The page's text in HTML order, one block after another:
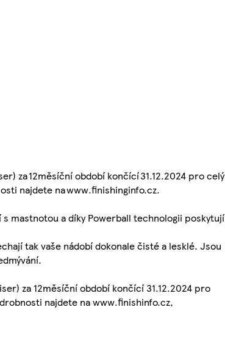
za 12měsíční období končící 31.12.2024 pro celý
najdete na www.finishinginfo.cz.
mastnotou a díky Powerball technologii poskytují
tak vaše nádobí dokonale čisté a lesklé. Jsou
za 12měsíční období končící 31.12.2024 pro
najdete na www.finishinfo.cz,